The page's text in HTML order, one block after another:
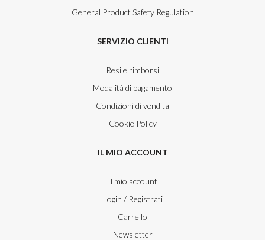
General Product Safety Regulation
SERVIZIO CLIENTI
Resi e rimborsi
Modalità di pagamento
Condizioni di vendita
Cookie Policy
IL MIO ACCOUNT
Il mio account
Login / Registrati
Carrello
Newsletter